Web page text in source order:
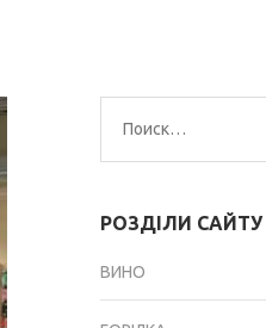
Найти:
РОЗДІЛИ САЙТУ
ВИНО